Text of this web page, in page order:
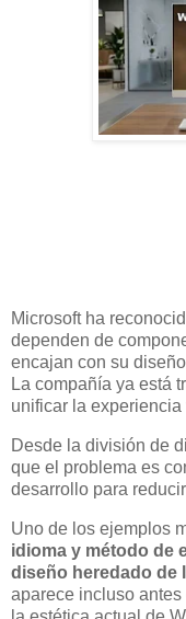
Microsoft ha
dependen de
encajan con su
La compañía ya está
unificar la
Desde la división de
que el problema es
desarrollo para
Uno de los ejemplos
idioma y método de
diseño heredado de
aparece incluso